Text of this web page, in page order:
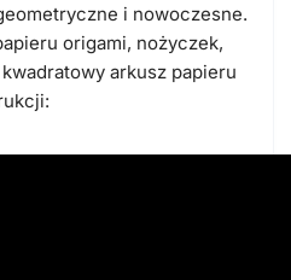
i nowoczesne.
origami, nożyczek,
arkusz papieru